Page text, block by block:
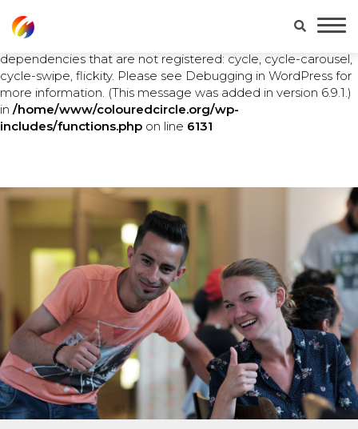
Notice incorrectly.
The script with the handle "main" was enqueued with
dependencies that are not registered: cycle, cycle-carousel,
cycle-swipe, flickity. Please see Debugging in WordPress for
more information. (This message was added in version 6.9.1.)
in /home/www/colouredcircle.org/wp-
includes/functions.php on line 6131